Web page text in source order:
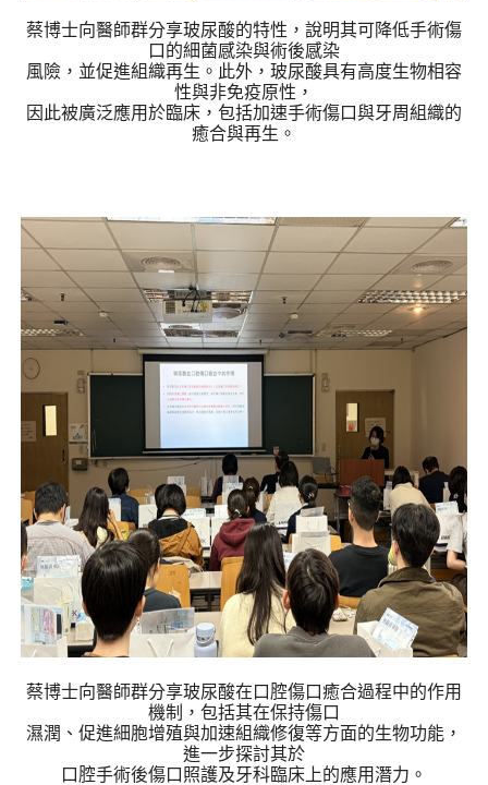
蔡博士向醫師群分享玻尿酸的特性，說明其可降低手術傷
口的細菌感染與術後感染
風險，並促進組織再生。此外，玻尿酸具有高度生物相容
性與非免疫原性，
因此被廣泛應用於臨床，包括加速手術傷口與牙周組織的
癒合與再生。
蔡博士向醫師群分享玻尿酸在口腔傷口癒合過程中的作用
機制，包括其在保持傷口
濕潤、促進細胞增殖與加速組織修復等方面的生物功能，
進一步探討其於
口腔手術後傷口照護及牙科臨床上的應用潛力。